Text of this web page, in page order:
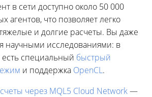
в сети доступно около 50 000
агентов, что позволяет легко
и долгие расчеты. Вы даже
научными исследованиями: в
есть специальный быстрый
и поддержка OpenCL.
через MQL5 Cloud Network—